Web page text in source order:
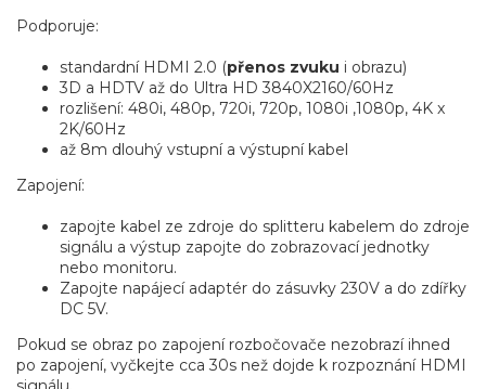
Podporuje:
standardní HDMI 2.0 (přenos zvuku i obrazu)
3D a HDTV až do Ultra HD 3840X2160/60Hz
rozlišení: 480i, 480p, 720i, 720p, 1080i ,1080p, 4K x
2K/60Hz
až 8m dlouhý vstupní a výstupní kabel
Zapojení:
zapojte kabel ze zdroje do splitteru kabelem do zdroje
signálu a výstup zapojte do zobrazovací jednotky
nebo monitoru.
Zapojte napájecí adaptér do zásuvky 230V a do zdířky
DC 5V.
Pokud se obraz po zapojení rozbočovače nezobrazí ihned
po zapojení, vyčkejte cca 30s než dojde k rozpoznání HDMI